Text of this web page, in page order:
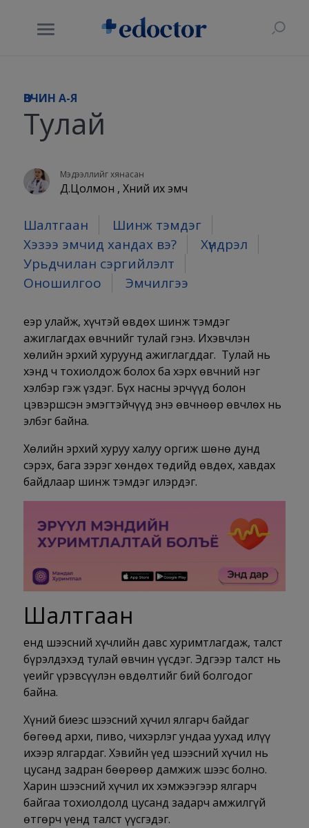
ӨВЧИН A-Я
Тулай
Мэдээллийг хянасан
Д.Цолмон , Хүний их эмч
Шалтгаан
Шинж тэмдэг
Хэзээ эмчид хандах вэ?
Хүндрэл
Урьдчилан сэргийлэлт
Оношилгоо
Эмчилгээ
Үеэр улайж, хүчтэй өвдөх шинж тэмдэг
ажиглагдах өвчнийг тулай гэнэ. Ихэвчлэн
хөлийн эрхий хуруунд ажиглагддаг. Тулай нь
хэнд ч тохиолдож болох ба хэрх өвчний нэг
хэлбэр гэж үздэг. Бүх насны эрчүүд болон
цэвэршсэн эмэгтэйчүүд энэ өвчнөөр өвчлөх нь
элбэг байна.
Хөлийн эрхий хуруу халуу оргиж шөнө дунд
сэрэх, бага зэрэг хөндөх төдийд өвдөх, хавдах
байдлаар шинж тэмдэг илэрдэг.
Шалтгаан
Үенд шээсний хүчлийн давс хуримтлагдаж, талст
бүрэлдэхэд тулай өвчин үүсдэг. Эдгээр талст нь
үеийг үрэвсүүлэн өвдөлтийг бий болгодог
байна.
Хүний биеэс шээсний хүчил ялгарч байдаг
бөгөөд архи, пиво, чихэрлэг ундаа уухад илүү
ихээр ялгардаг. Хэвийн үед шээсний хүчил нь
цусанд задран бөөрөөр дамжиж шээс болно.
Харин шээсний хүчил их хэмжээгээр ялгарч
байгаа тохиолдолд цусанд задарч амжилгүй
өтгөрч үенд талст үүсгэдэг.